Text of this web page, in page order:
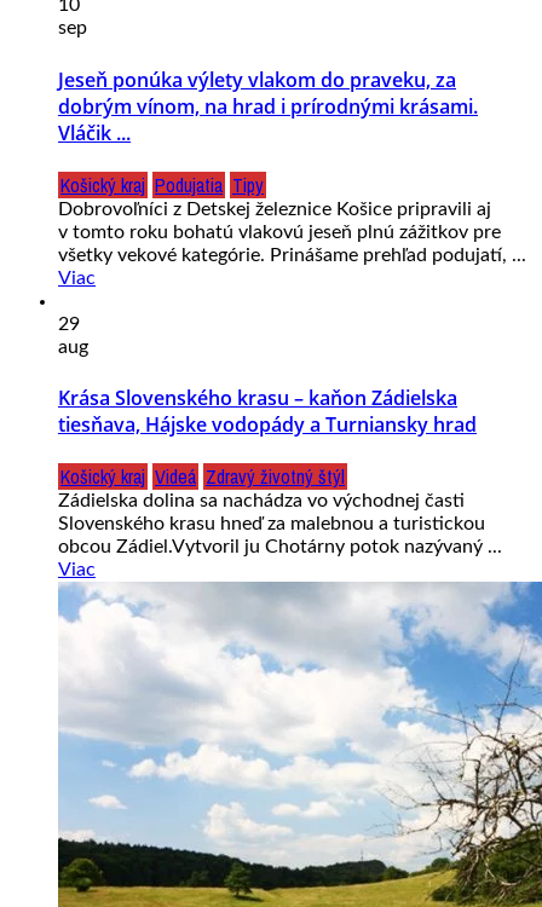
10
sep
Jeseň ponúka výlety vlakom do praveku, za
dobrým vínom, na hrad i prírodnými krásami.
Vláčik ...
Košický kraj Podujatia Tipy
Dobrovoľníci z Detskej železnice Košice pripravili aj
v tomto roku bohatú vlakovú jeseň plnú zážitkov pre
všetky vekové kategórie. Prinášame prehľad podujatí, ...
Viac
29
aug
Krása Slovenského krasu – kaňon Zádielska
tiesňava, Hájske vodopády a Turniansky hrad
Košický kraj Videá Zdravý životný štýl
Zádielska dolina sa nachádza vo východnej časti
Slovenského krasu hneď za malebnou a turistickou
obcou Zádiel.Vytvoril ju Chotárny potok nazývaný ...
Viac